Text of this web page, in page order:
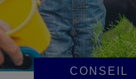
CONSEIL